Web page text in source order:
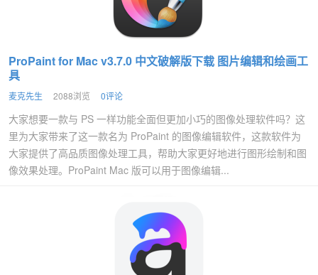
ProPaint for Mac v3.7.0 中文破解版下载 图片编辑和绘画工
具
麦克先生 2088浏览 0评论
大家想要一款与 PS 一样功能全面但更加小巧的图像处理软件吗？这
里为大家带来了这一款名为 ProPaint 的图像编辑软件，这款软件为
大家提供了高品质图像处理工具，帮助大家更好地进行图形绘制和图
像效果处理。ProPaint Mac 版可以用于图像编辑...